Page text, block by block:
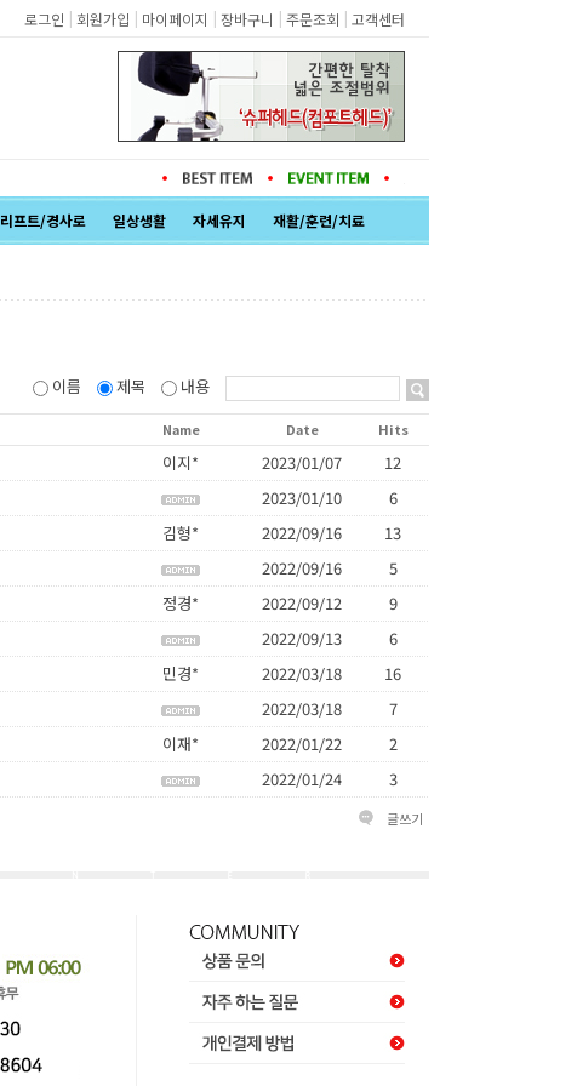
로그인 | 회원가입 | 마이페이지 | 장바구니 | 주문조회 | 고객센터
리프트/경사로 일상생활 자세유지 재활/훈련/치료
이름 제목 내용
Name Date Hits
이지* 2023/01/07
12
2023/01/10
6
김형* 2022/09/16
13
2022/09/16
5
정경* 2022/09/12
9
2022/09/13
6
민경* 2022/03/18
16
2022/03/18
7
이재* 2022/01/22
2
2022/01/24 3
글쓰기